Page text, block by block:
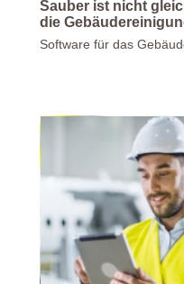
Sauber ist nicht
die
Software für das